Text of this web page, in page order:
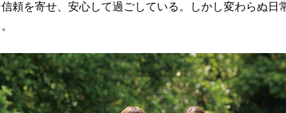
頼を寄せ、安心して過ごしている。しかし変わらぬ日